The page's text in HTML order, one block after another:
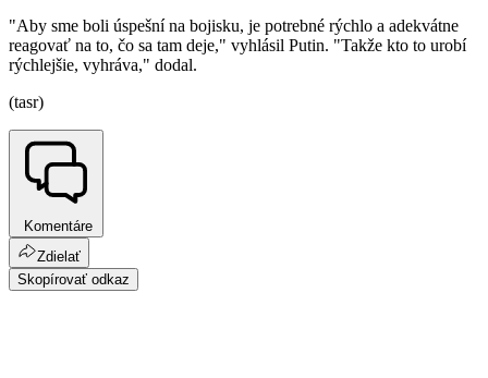
"Aby sme boli úspešní na bojisku, je potrebné rýchlo a adekvátne
reagovať na to, čo sa tam deje," vyhlásil Putin. "Takže kto to urobí
rýchlejšie, vyhráva," dodal.
(tasr)
Komentáre
Zdielať
Skopírovať odkaz